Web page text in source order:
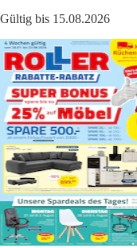
Gültig bis 15.08.2026